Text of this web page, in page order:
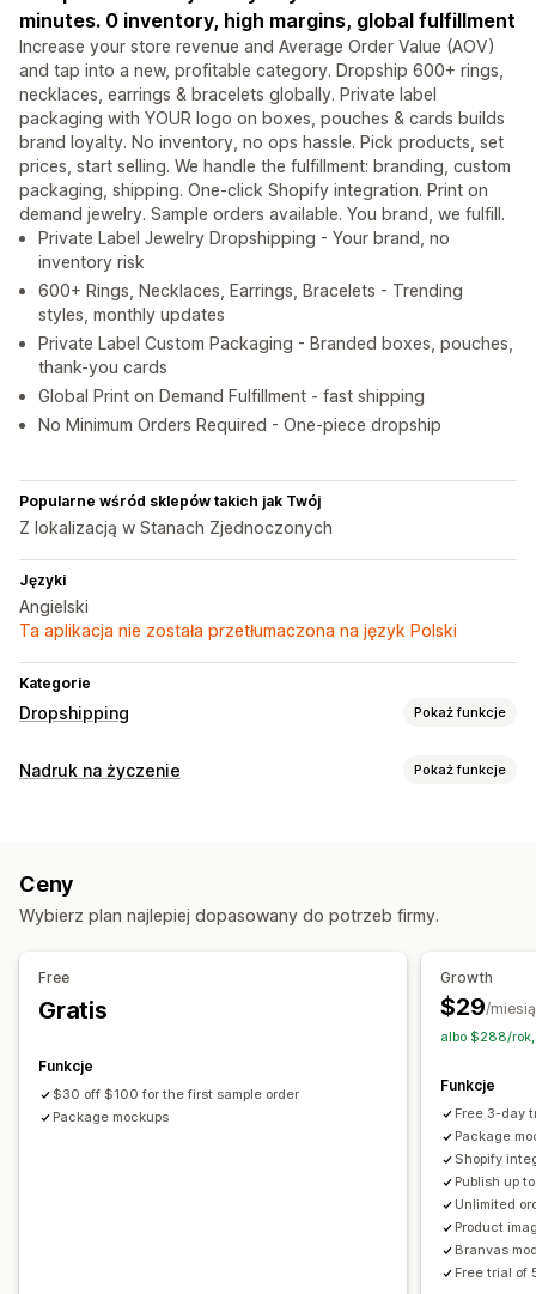
minutes. 0 inventory, high margins, global fulfillment
Increase your store revenue and Average Order Value (AOV)
and tap into a new, profitable category. Dropship 600+ rings,
necklaces, earrings & bracelets globally. Private label
packaging with YOUR logo on boxes, pouches & cards builds
brand loyalty. No inventory, no ops hassle. Pick products, set
prices, start selling. We handle the fulfillment: branding, custom
packaging, shipping. One-click Shopify integration. Print on
demand jewelry. Sample orders available. You brand, we fulfill.
Private Label Jewelry Dropshipping - Your brand, no
inventory risk
600+ Rings, Necklaces, Earrings, Bracelets - Trending
styles, monthly updates
Private Label Custom Packaging - Branded boxes, pouches,
thank-you cards
Global Print on Demand Fulfillment - fast shipping
No Minimum Orders Required - One-piece dropship
Popularne wśród sklepów takich jak Twój
Z lokalizacją w Stanach Zjednoczonych
Języki
Angielski
Ta aplikacja nie została przetłumaczona na język Polski
Kategorie
Dropshipping Pokaż funkcje
Produkty, które możesz sprzedawać
Chiny
Nadruk na życzenie Pokaż funkcje
Generator makiet
Opcje wysyłki
Przesyłka zbiorcza
Śledzenie w czasie rzeczywistym
Ceny
Wybierz plan najlepiej dopasowany do potrzeb firmy.
Free
Gratis
Funkcje
$30 off $100 for the first sample order
Package mockups
Growth
$29/
albo $288/rok,
Funkcje
Free 3-day
Package
Shopify
Publish up
Unlimited
Product
Branvas
Free trial of